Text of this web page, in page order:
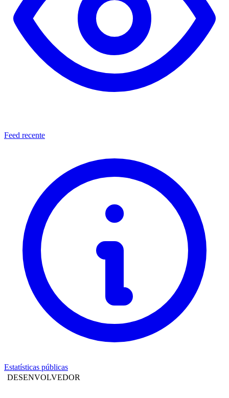
Feed recente
Estatísticas públicas
DESENVOLVEDOR